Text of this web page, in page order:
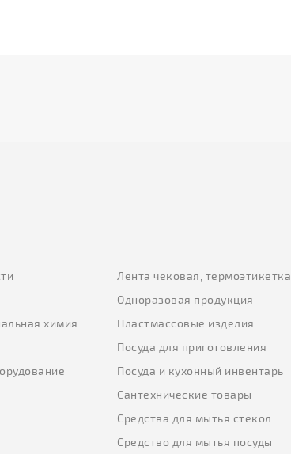
химия
Лента чековая, термоэтикетка
Одноразовая продукция
Пластмассовые изделия
Посуда для приготовления
Посуда и кухонный инвентарь
Сантехнические товары
Средства для мытья стекол
Средство для мытья посуды